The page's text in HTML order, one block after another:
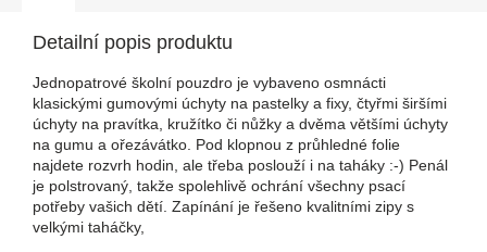
Detailní popis produktu
Jednopatrové školní pouzdro je vybaveno osmnácti
klasickými gumovými úchyty na pastelky a fixy, čtyřmi širšími
úchyty na pravítka, kružítko či nůžky a dvěma většími úchyty
na gumu a ořezávátko. Pod klopnou z průhledné folie
najdete rozvrh hodin, ale třeba poslouží i na taháky :-) Penál
je polstrovaný, takže spolehlivě ochrání všechny psací
potřeby vašich dětí. Zapínání je řešeno kvalitními zipy s
velkými taháčky,